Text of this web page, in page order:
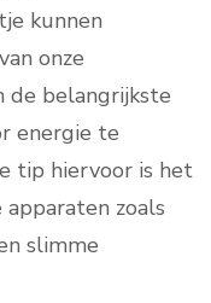
kunnen
onze
de belangrijkste
energie te
tip hiervoor is het
zoals
slimme